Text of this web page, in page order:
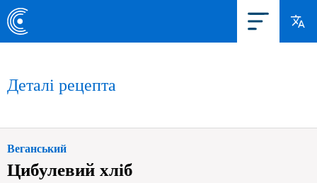
Деталі рецепта
Веганський
Цибулевий хліб